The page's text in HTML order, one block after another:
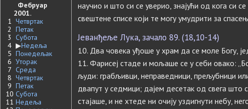
Фебруар
2001.
1 Четвртак
2 Петак
3 Субота
4 ▶Недеља
5 Понедељак
6 Уторак
7 Среда
8 Четвртак
9 Петак
10 Субота
11 Недеља
научио и што си се уверио, знајући од кога си
свештене списе који те могу умудрити за
Јеванђеље Лука, зачало 89. (18,10-14)
10. Два човека уђоше у храм да се моле Богу,
11. Фарисеј стаде и мољаше се у себи овако:
људи: грабљивци, неправедници, прељубници
двапут у седмици; дајем десетак од свега што
стајаше, и не хтеде ни очију уздигнути небу,